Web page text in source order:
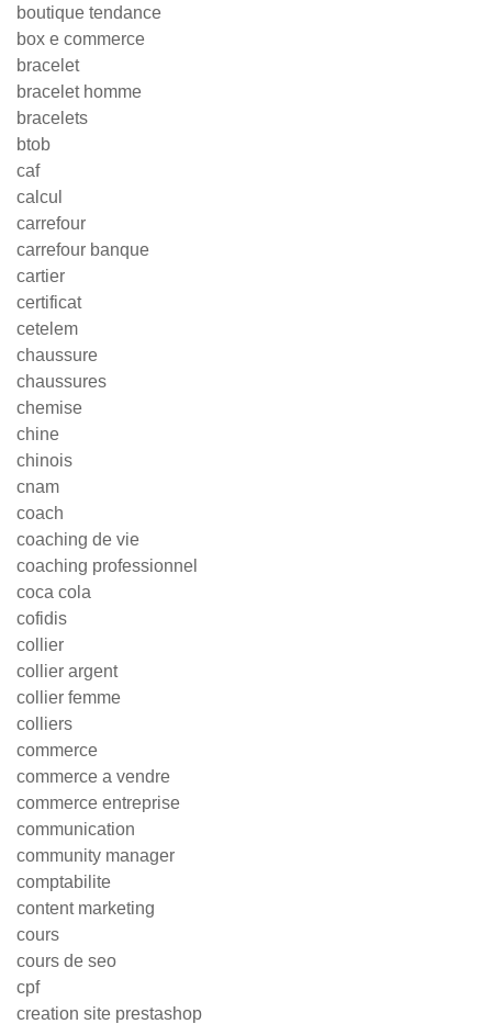
boutique tendance
box e commerce
bracelet
bracelet homme
bracelets
btob
caf
calcul
carrefour
carrefour banque
cartier
certificat
cetelem
chaussure
chaussures
chemise
chine
chinois
cnam
coach
coaching de vie
coaching professionnel
coca cola
cofidis
collier
collier argent
collier femme
colliers
commerce
commerce a vendre
commerce entreprise
communication
community manager
comptabilite
content marketing
cours
cours de seo
cpf
creation site prestashop